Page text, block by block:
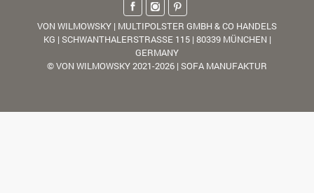
VON WILMOWSKY | MULTIPOLSTER GMBH & CO HANDELS
KG | SCHWANTHALERSTRASSE 115 | 80339 MÜNCHEN |
GERMANY
© VON WILMOWSKY 2021-2026 | SOFA MANUFAKTUR